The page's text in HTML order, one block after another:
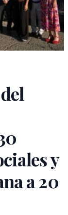
y
a 20